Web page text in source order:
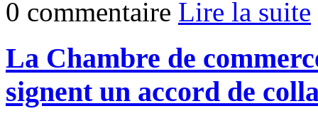
0 commentaire Lire la suite
La Chambre de
signent un accord de